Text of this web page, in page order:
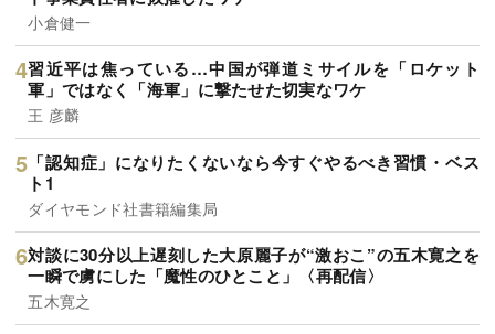
小倉健一
習近平は焦っている…中国が弾道ミサイルを「ロケット
軍」ではなく「海軍」に撃たせた切実なワケ
王 彦麟
「認知症」になりたくないなら今すぐやるべき習慣・ベス
ト1
ダイヤモンド社書籍編集局
対談に30分以上遅刻した大原麗子が“激おこ”の五木寛之を
一瞬で虜にした「魔性のひとこと」〈再配信〉
五木寛之